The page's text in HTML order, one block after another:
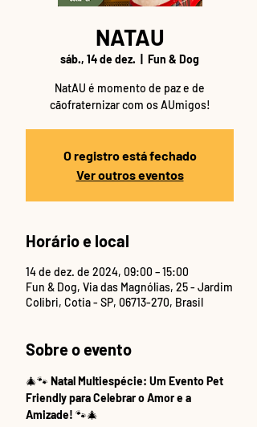
NATAU
sáb., 14 de dez. Fun & Dog
NatAU é momento de paz e de
cãofraternizar com os AUmigos!
O registro está fechado
Ver outros eventos
Horário e local
14 de dez. de 2024, 09:00 – 15:00
Fun & Dog, Via das Magnólias, 25 - Jardim
Colibri, Cotia - SP, 06713-270, Brasil
Sobre o evento
🎄🐾 Natal Multiespécie: Um Evento Pet
Friendly para Celebrar o Amor e a
Amizade! 🐾🎄